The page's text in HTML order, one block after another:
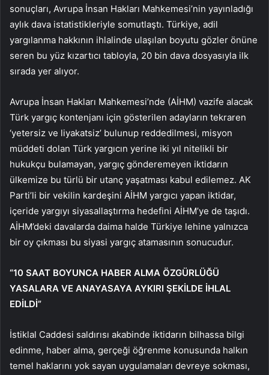
sonuçları, Avrupa İnsan Hakları Mahkemesi’nin yayınladığı
aylık dava istatistikleriyle somutlaştı. Türkiye, adil
yargılanma hakkının ihlalinde ulaşılan boyutu gözler önüne
seren bu yüz kızartıcı tabloyla, 20 bin dava dosyasıyla ilk
sırada yer alıyor.
Avrupa İnsan Hakları Mahkemesi’nde (AİHM) vazife alacak
Türk yargıç kontenjanı için gösterilen adayların tekraren
‘yetersiz ve liyakatsiz’ bulunup reddedilmesi, misyon
müddeti dolan Türk yargıcın yerine iki yıl nitelikli bir
hukukçu bulamayan, yargıç gönderemeyen iktidarın
ülkemize bu türlü bir utanç yaşatması kabul edilemez. AK
Parti’li bir vekilin kardeşini AİHM yargıcı yapan iktidar,
içeride yargıyı siyasallaştırma hedefini AİHM’ye de taşıdı.
AİHM’deki davalarda daima halde Türkiye lehine yalnızca
bir oy çıkması bu siyasi yargıç atamasının sonucudur.
“10 SAAT BOYUNCA HABER ALMA ÖZGÜRLÜĞÜ
YASALARA VE ANAYASAYA AYKIRI ŞEKİLDE İHLAL
EDİLDİ”
İstiklal Caddesi saldırısı akabinde iktidarın bilhassa bilgi
edinme, haber alma, gerçeği öğrenme konusunda halkın
temel haklarını yok sayan uygulamaları devreye sokması,